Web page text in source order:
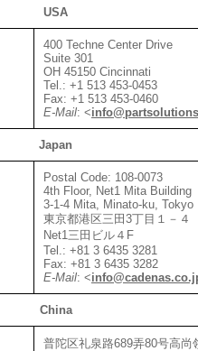
USA
400 Techne Center Drive
Suite 301
OH 45150 Cincinnati
Tel.: +1 513 453-0453
Fax: +1 513 453-0460
E-Mail: <
Japan
Postal Code: 108-0073
4th Floor, Net1 Mita Building
3-1-4 Mita, Minato-ku, Tokyo
東京都港区三田3丁目１－４
Net1三田ビル４F
Tel.: +81 3 6435 3281
Fax: +81 3 6435 3282
E-Mail: <
China
普陀区礼泉路689弄80号高尚